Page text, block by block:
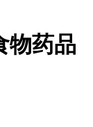
物药品